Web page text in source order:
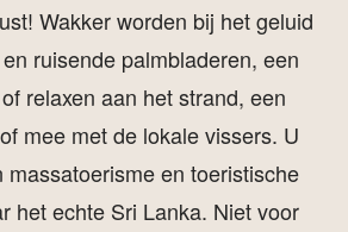
Wakker worden bij het geluid
ruisende palmbladeren, een
relaxen aan het strand, een
mee met de lokale vissers. U
massatoerisme en toeristische
het echte Sri Lanka. Niet voor